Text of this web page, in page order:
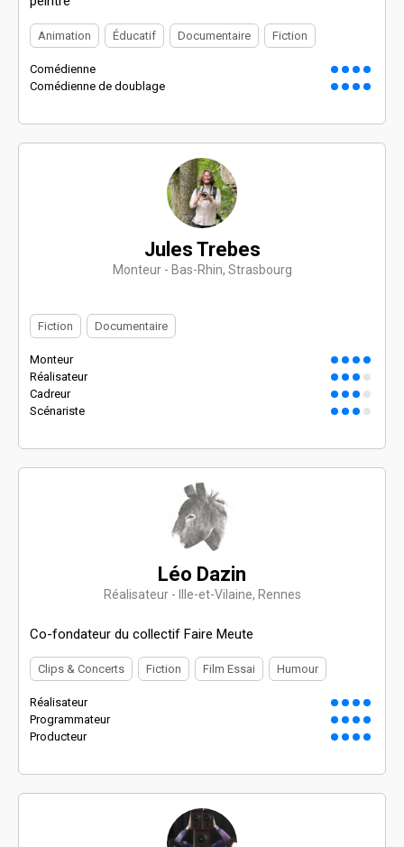
Animation Éducatif Documentaire Fiction
Comédienne
Comédienne de doublage
Jules Trebes
Monteur - Bas-Rhin, Strasbourg
Fiction Documentaire
Monteur
Réalisateur
Cadreur
Scénariste
Léo Dazin
Réalisateur - Ille-et-Vilaine, Rennes
Co-fondateur du collectif Faire Meute
Clips & Concerts Fiction Film Essai Humour
Réalisateur
Programmateur
Producteur